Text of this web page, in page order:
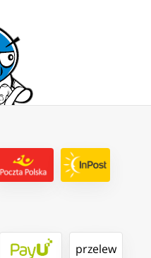
przelew